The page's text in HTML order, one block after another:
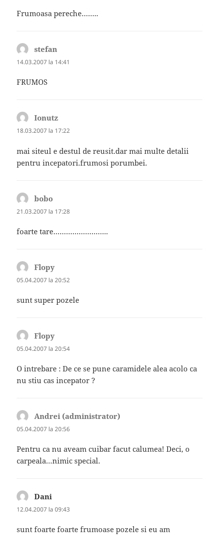
Frumoasa pereche……..
stefan
14.03.2007 la 14:41
FRUMOS
Ionutz
18.03.2007 la 17:22
mai siteul e destul de reusit.dar mai multe detalii
pentru incepatori.frumosi porumbei.
bobo
21.03.2007 la 17:28
foarte tare……………………..
Flopy
05.04.2007 la 20:52
sunt super pozele
Flopy
05.04.2007 la 20:54
O intrebare : De ce se pune caramidele alea acolo ca
nu stiu cas incepator ?
Andrei (administrator)
05.04.2007 la 20:56
Pentru ca nu aveam cuibar facut calumea! Deci, o
carpeala…nimic special.
Dani
12.04.2007 la 09:43
sunt foarte foarte frumoase pozele si eu am